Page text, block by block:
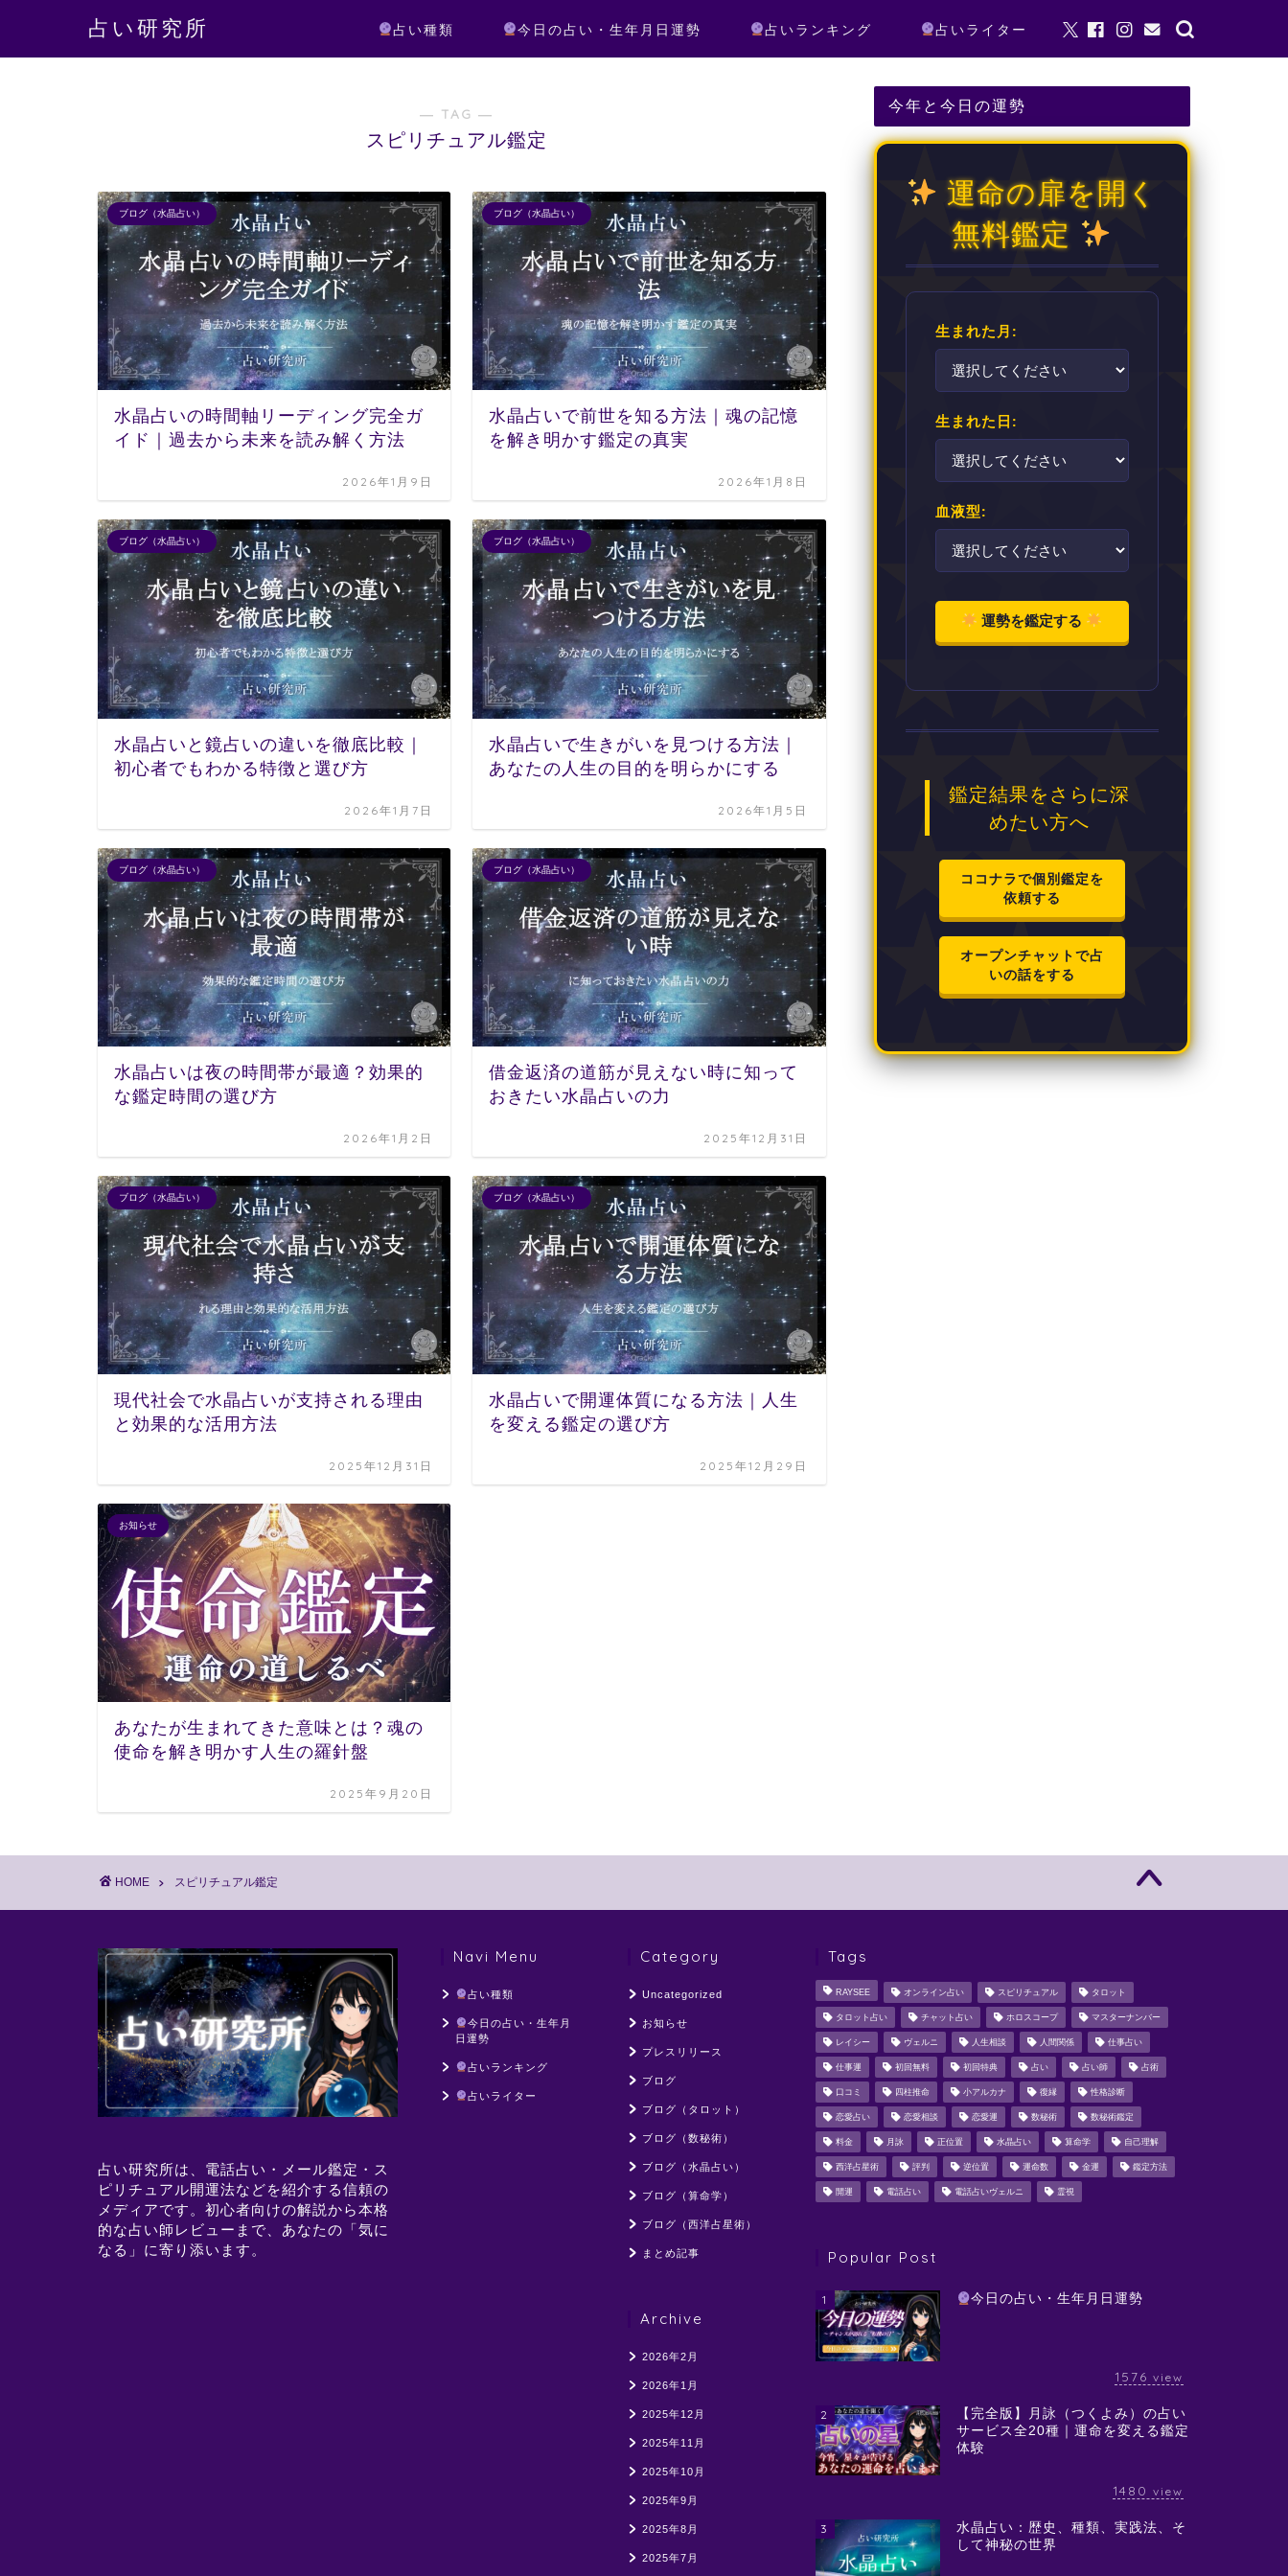
占い研究所 占い種類 今日の占い・生年月日運勢 占いランキング 占いライター
― TAG ―
スピリチュアル鑑定
ブログ（水晶占い）
水晶占いの時間軸リーディング完全ガ
イド｜過去から未来を読み解く方法
2026年1月9日
ブログ（水晶占い）
水晶占いで前世を知る方法｜魂の記憶
を解き明かす鑑定の真実
2026年1月8日
ブログ（水晶占い）
水晶占いと鏡占いの違いを徹底比較｜
初心者でもわかる特徴と選び方
2026年1月7日
ブログ（水晶占い）
水晶占いで生きがいを見つける方法｜
あなたの人生の目的を明らかにする
2026年1月5日
ブログ（水晶占い）
水晶占いは夜の時間帯が最適？効果的
な鑑定時間の選び方
2026年1月2日
ブログ（水晶占い）
借金返済の道筋が見えない時に知って
おきたい水晶占いの力
2025年12月31日
ブログ（水晶占い）
現代社会で水晶占いが支持される理由
と効果的な活用方法
2025年12月31日
ブログ（水晶占い）
水晶占いで開運体質になる方法｜人生
を変える鑑定の選び方
2025年12月29日
お知らせ
あなたが生まれてきた意味とは？魂の
使命を解き明かす人生の羅針盤
2025年9月20日
今年と今日の運勢
運命の扉を開く
無料鑑定
生まれた月:
生まれた日:
血液型:
運勢を鑑定する
鑑定結果をさらに深
めたい方へ
ココナラで個別鑑定を
依頼する
オープンチャットで占
いの話をする
HOME スピリチュアル鑑定
占い研究所は、電話占い・メール鑑定・ス
ピリチュアル開運法などを紹介する信頼の
メディアです。初心者向けの解説から本格
的な占い師レビューまで、あなたの「気に
なる」に寄り添います。
Navi Menu
占い種類
今日の占い・生年月
日運勢
占いランキング
占いライター
Category
Uncategorized
お知らせ
プレスリリース
ブログ
ブログ（タロット）
ブログ（数秘術）
ブログ（水晶占い）
ブログ（算命学）
ブログ（西洋占星術）
まとめ記事
Archive
2026年2月
2026年1月
2025年12月
2025年11月
2025年10月
2025年9月
2025年8月
2025年7月
Tags
RAYSEE オンライン占い スピリチュアル タロット
タロット占い チャット占い ホロスコープ マスターナンバー
レイシー ヴェルニ 人生相談 人間関係 仕事占い
仕事運 初回無料 初回特典 占い 占い師 占術
口コミ 四柱推命 小アルカナ 復縁 性格診断
恋愛占い 恋愛相談 恋愛運 数秘術 数秘術鑑定
料金 月詠 正位置 水晶占い 算命学 自己理解
西洋占星術 評判 逆位置 運命数 金運 鑑定方法
開運 電話占い 電話占いヴェルニ 霊視
Popular Post
1 今日の占い・生年月日運勢
1576 view
2
【完全版】月詠（つくよみ）の占い
サービス全20種｜運命を変える鑑定
体験
1480 view
3
水晶占い：歴史、種類、実践法、そ
して神秘の世界